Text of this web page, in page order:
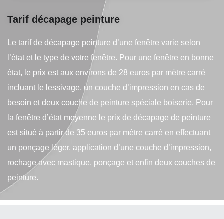
Tarif décapage peinture
Le tarif de décapage peinture d’une fenêtre varie selon
l’état et le type de votre fenêtre. Pour une fenêtre en bonne
état, le prix est aux environs de 28 euros par mètre carré
incluant le lessivage, un couche d’impression en cas de
besoin et deux couche de peinture spéciale boiserie. Pour
la fenêtre d’état moyenne le prix de décapage de peinture
est situé à partir de 35 euros par mètre carré en effectuant
un ponçage léger, application d’une couche d’impression,
rochage avec mastique, ponçage et enfin deux couches de
peinture.